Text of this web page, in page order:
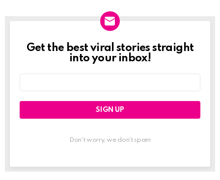
Newslett
Get the best viral stories straight
into your inbox!
Don't worry, we don't spam